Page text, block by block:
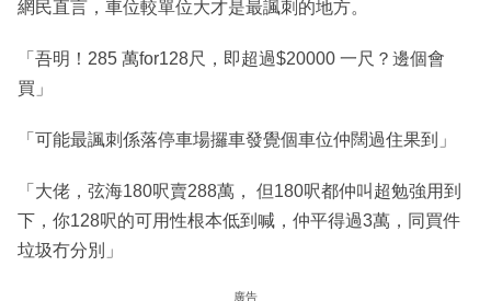
網民直言，車位較單位大才是最諷刺的地方。
「吾明！285 萬for128尺，即超過$20000 一尺？邊個會
買」
「可能最諷刺係落停車場攞車發覺個車位仲闊過住果到」
「大佬，弦海180呎賣288萬， 但180呎都仲叫超勉強用到
下，你128呎的可用性根本低到喊，仲平得過3萬，同買件
垃圾冇分別」
廣告